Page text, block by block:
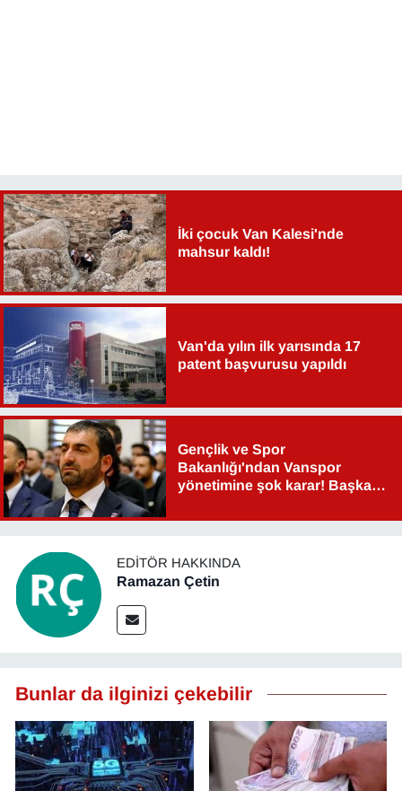
İki çocuk Van Kalesi'nde
mahsur kaldı!
Van'da yılın ilk yarısında 17
patent başvurusu yapıldı
Gençlik ve Spor
Bakanlığı'ndan Vanspor
yönetimine şok karar! Başkan
EDITÖR HAKKINDA
Ramazan Çetin
Bunlar da ilginizi çekebilir